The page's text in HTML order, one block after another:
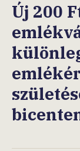
Új 200